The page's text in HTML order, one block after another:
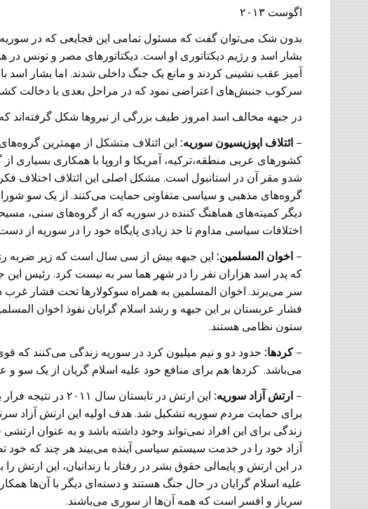
اگوست ۲۰۱۳
بدون شک می‌توان گفت که مسئول تمامی این فجایعی که در
بشار اسد و رژیم دیکتاتوری او است. دیکتاتور‌های مصر و تونس
آمیز عقب نشینی کردند و مانع یک جنگ داخلی‌ شدند. اما بشار اسد
سرکوب جنبش‌های اعتراضی نمود که در مراحل بعدی با دخالت
در جبهه مخالف اسد امروز طیف بزرگی از نیروها شکل گرفته‌اند
– ائتلاف اپوزیسیون سوریه: این ائتلاف متشکل از مهمترین
شدو مقر آن در استانبول است. مشکل اصلی‌ این ائتلاف اختلاف
گروه‌های مذهبی و سیاسی متفاوتی حمایت می‌کنند. از یک سو
دیگر کمیته‌های هماهنگ کننده در سوریه که از گروه‌های سنی،
اختلافات سیاسی مداوم تا حد زیادی پایگاه خود را در سوریه از دست
– اخوان المسلمین:
که پدر اسد هزاران نفر را در شهر هما سر به نیست کرد. رئیس این
سر می‌برند. اخوان المسلمین به همراه سوکولار‌ها تحت فشار غرب
فشار عربستان بر این جبهه و رشد اسلام گرایان نفوذ اخوان
ستون نظامی هستند.
–کرد‌ها:
می‌باشد. ´کرد‌ها هم برای منافع خود علیه اسلام گریان از یک سو و
– ارتش آزاد سوریه:
این ارتش در
برای حمایت مردم سوریه تشکیل شد. هدف اولیه این ارتش آزاد
زندگی‌ برای این افراد نمی‌تواند وجود داشته باشد و به عنوان
آزاد خود را در خدمت سیستم سیاسی آینده می‌بیند هر چند که خود
در این ارتش و پایمالی حقوق بشر در رفتار با زندانیان، این
علیه اسلام گرایان در حال جنگ هستند و دسته‌ای دیگر با آن‌ها
سرباز و افسر است که همه آن‌ها از سوری می‌باشند.